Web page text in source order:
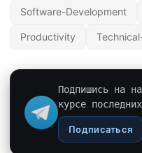
Software-Development
Productivity
Подпишись на
курсе
Подписаться